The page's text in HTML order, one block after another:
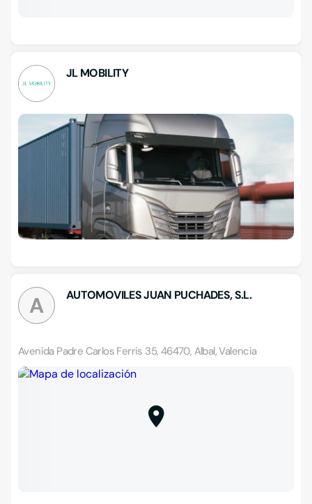
JL MOBILITY
A AUTOMOVILES JUAN PUCHADES, S.L.
Avenida Padre Carlos Ferris 35, 46470, Albal, Valencia